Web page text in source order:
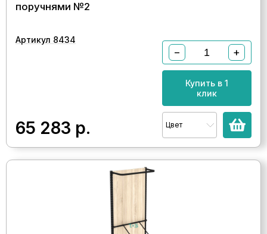
поручнями №2
Артикул 8434
65 283 р.
− +
Купить в 1
клик
Цвет